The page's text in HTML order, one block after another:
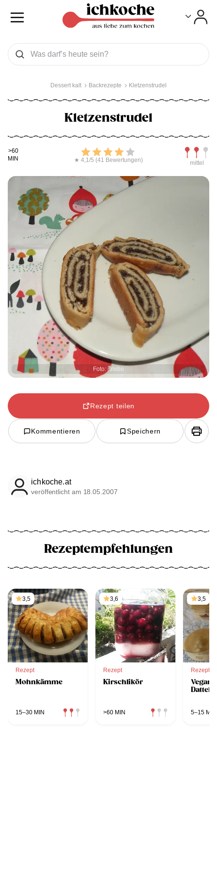
Was wollen Sie suchen
Suchen
Dessert kalt Backrezepte Kletzenstrudel
Kletzenstrudel
Kochdauer
>60
MIN
Bewerten
★ 4,1/5 (41 Bewertungen) mittel
Foto: julebo
Rezept teilen
Kommentieren Speichern
ichkoche.at
veröffentlicht am 18.05.2007
Rezeptempfehlungen
3,5
Rezept
Mohnkämme
15–30 MIN
3,6
Rezept
Kirschlikör
>60 MIN
3,5
Rezept
5–15 MIN